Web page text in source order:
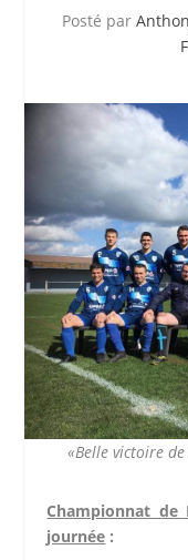
Posté par
«Belle victoire
Championnat de
journée :